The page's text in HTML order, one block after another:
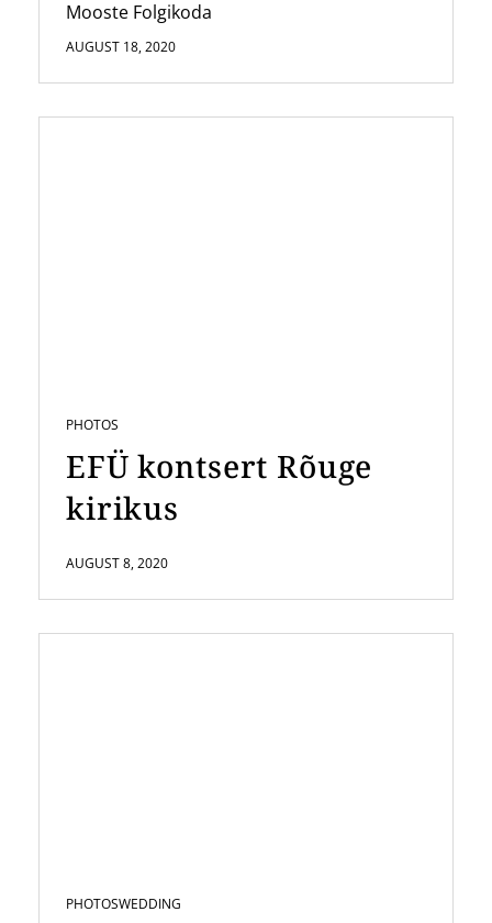
Mooste Folgikoda
AUGUST 18, 2020
PHOTOS
EFÜ kontsert Rõuge
kirikus
AUGUST 8, 2020
PHOTOSWEDDING